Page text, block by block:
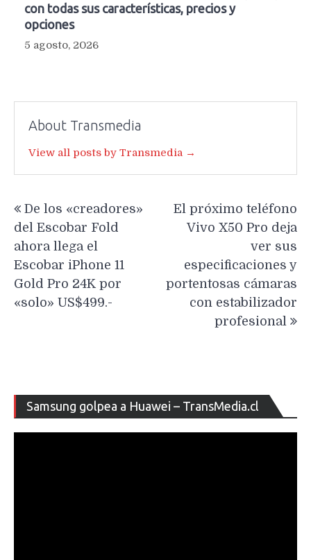
con todas sus características, precios y
opciones
5 agosto, 2026
About Transmedia
View all posts by Transmedia →
de
entradas
De los «creadores»
del Escobar Fold
ahora llega el
Escobar iPhone 11
Gold Pro 24K por
«solo» US$499.-
El próximo teléfono
Vivo X50 Pro deja
ver sus
especificaciones y
portentosas cámaras
con estabilizador
profesional
Samsung golpea a Huawei – TransMedia.cl
de